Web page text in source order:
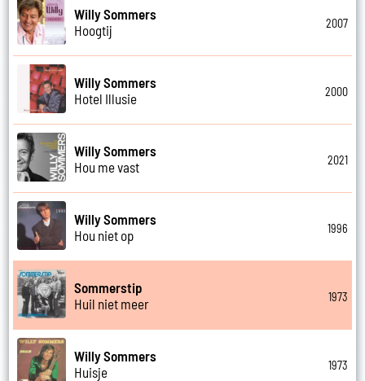
Willy Sommers
Hoogtij
2007
Willy Sommers
Hotel Illusie
2000
Willy Sommers
Hou me vast
2021
Willy Sommers
Hou niet op
1996
Sommerstip
Huil niet meer
1973
Willy Sommers
Huisje
1973